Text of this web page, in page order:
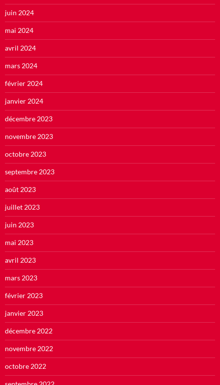
juin 2024
mai 2024
avril 2024
mars 2024
février 2024
janvier 2024
décembre 2023
novembre 2023
octobre 2023
septembre 2023
août 2023
juillet 2023
juin 2023
mai 2023
avril 2023
mars 2023
février 2023
janvier 2023
décembre 2022
novembre 2022
octobre 2022